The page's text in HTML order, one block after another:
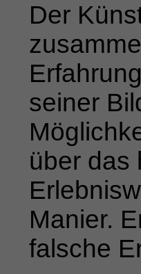
Der
seiner
über das
Manier.
falsche